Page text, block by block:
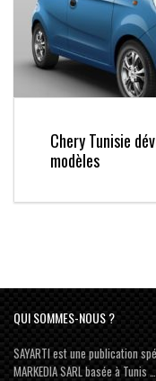
Chery Tunisie
modèles
QUI SOMMES-NOUS ?
SAYARTI est une publication
MARKEDIA SARL basée à Tunis …